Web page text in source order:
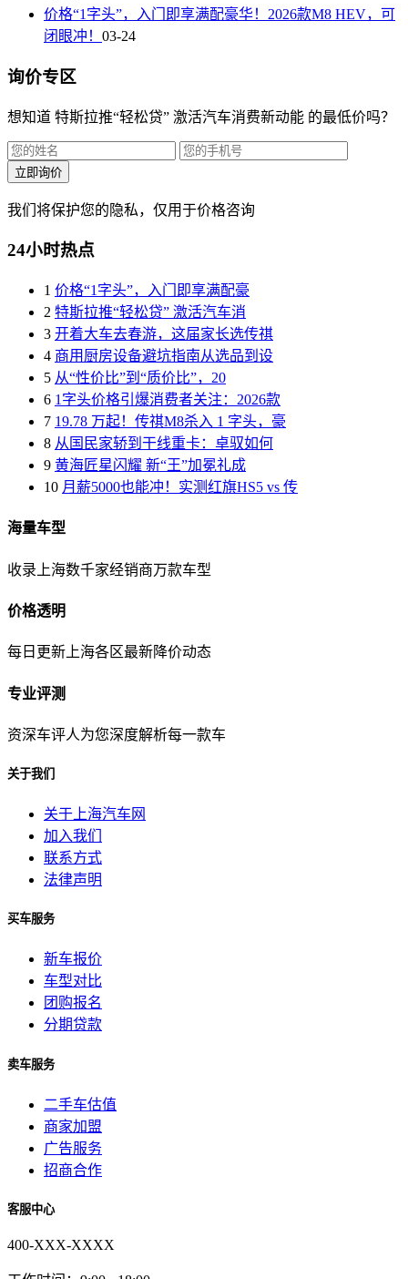
价格“1字头”，入门即享满配豪华！2026款M8 HEV，可
闭眼冲！ 03-24
询价专区
想知道 特斯拉推“轻松贷” 激活汽车消费新动能 的最低价吗？
立即询价
我们将保护您的隐私，仅用于价格咨询
24小时热点
1 价格“1字头”，入门即享满配豪
2 特斯拉推“轻松贷” 激活汽车消
3 开着大车去春游，这届家长选传祺
4 商用厨房设备避坑指南从选品到设
5 从“性价比”到“质价比”，20
6 1字头价格引爆消费者关注：2026款
7 19.78 万起！传祺M8杀入 1 字头，豪
8 从国民家轿到干线重卡：卓驭如何
9 黄海匠星闪耀 新“王”加冕礼成
10 月薪5000也能冲！实测红旗HS5 vs 传
海量车型
收录上海数千家经销商万款车型
价格透明
每日更新上海各区最新降价动态
专业评测
资深车评人为您深度解析每一款车
关于我们
关于上海汽车网
加入我们
联系方式
法律声明
买车服务
新车报价
车型对比
团购报名
分期贷款
卖车服务
二手车估值
商家加盟
广告服务
招商合作
客服中心
400-XXX-XXXX